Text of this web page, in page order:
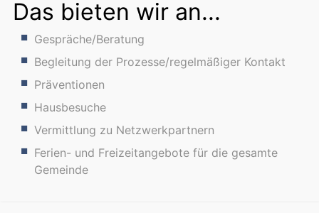
Das bieten wir an...
Gespräche/Beratung
Begleitung der Prozesse/regelmäßiger Kontakt
Präventionen
Hausbesuche
Vermittlung zu Netzwerkpartnern
Ferien- und Freizeitangebote für die gesamte
Gemeinde